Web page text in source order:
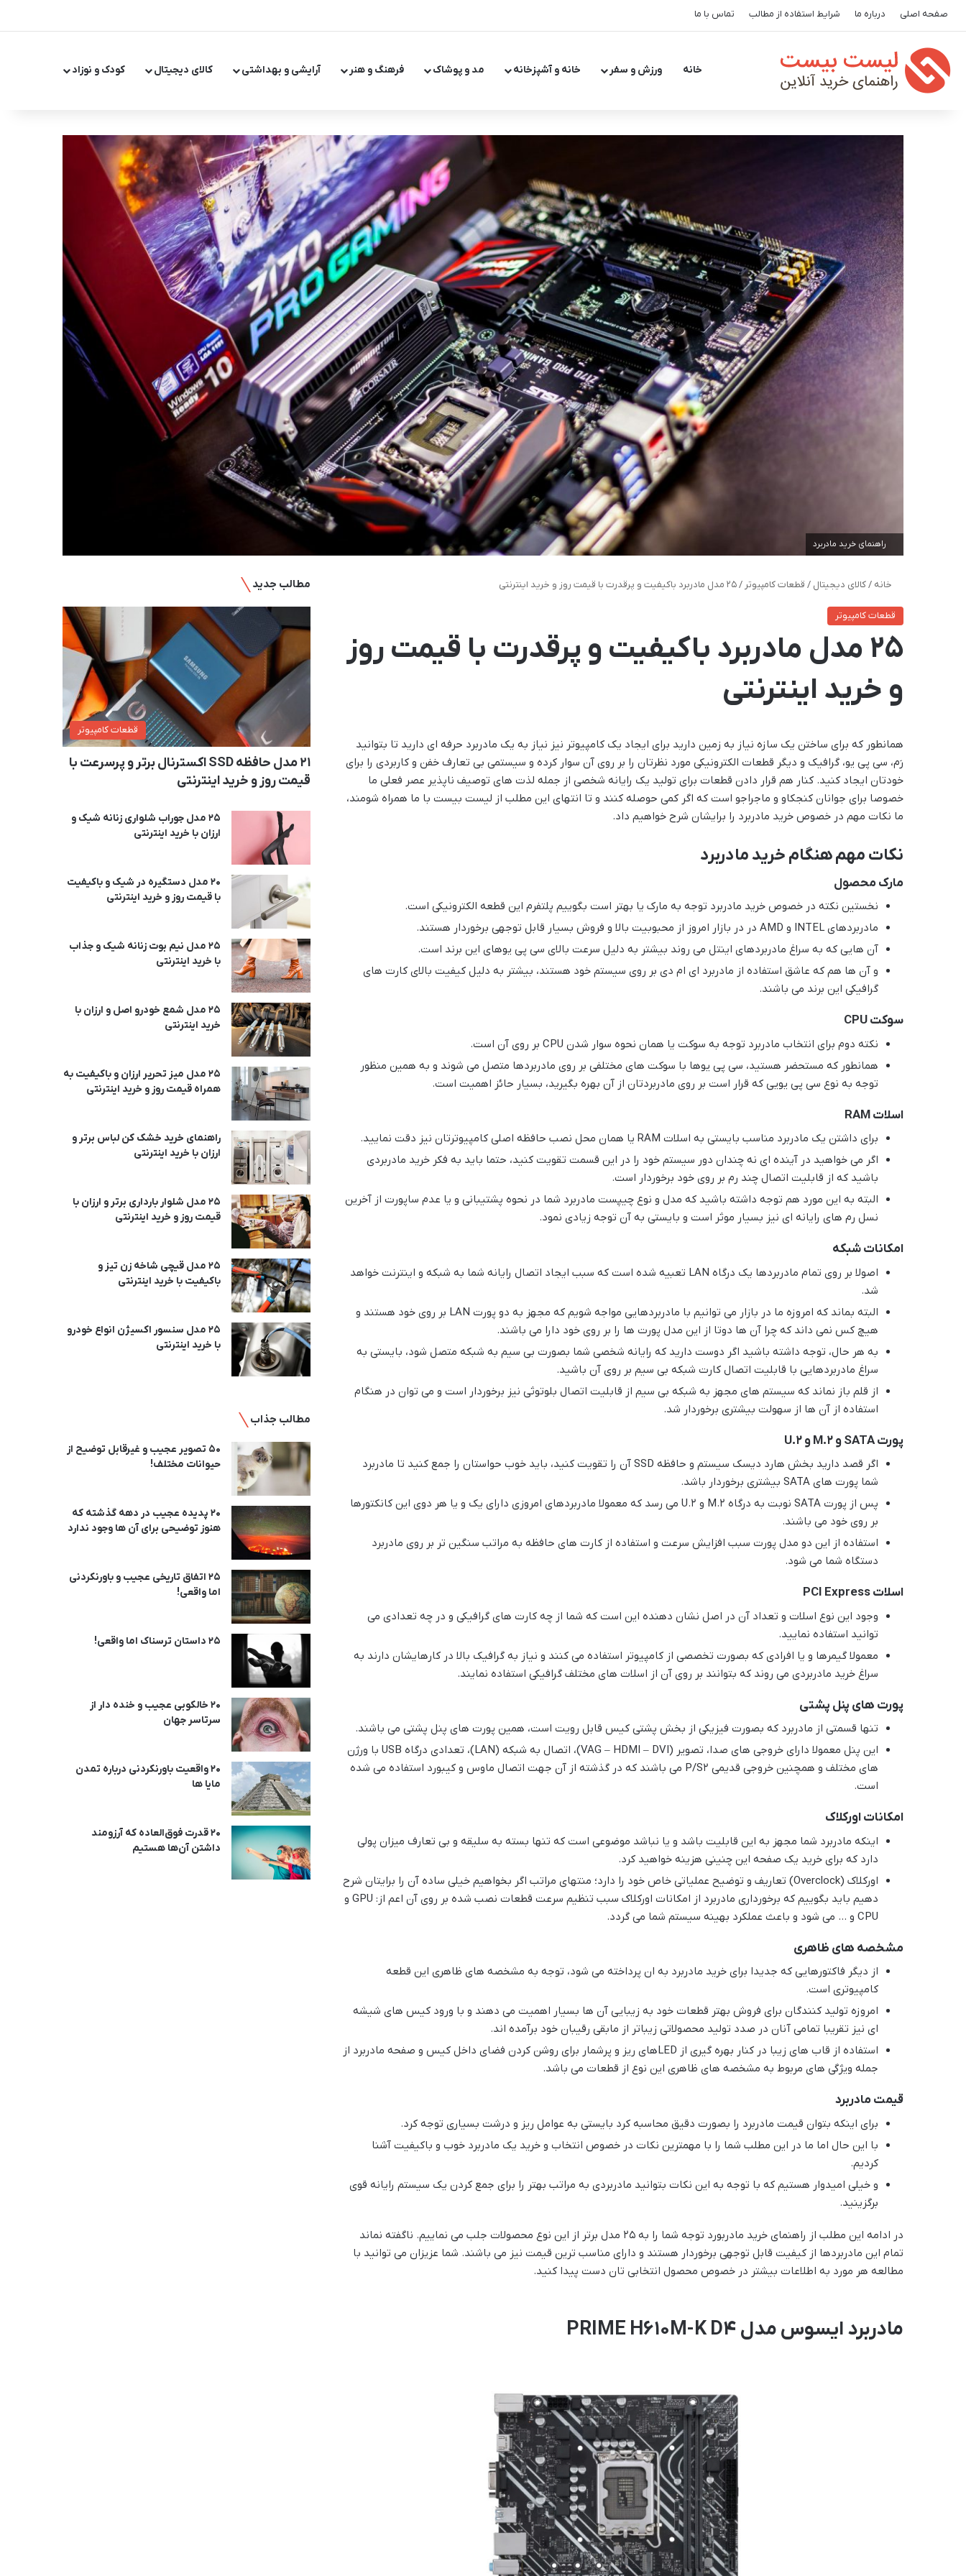
صفحه اصلی درباره ما شرایط استفاده از مطالب تماس با ما
خانه ورزش و سفر خانه و آشپزخانه مد و پوشاک فرهنگ و هنر آرایشی و بهداشتی کالای دیجیتال کودک و نوزاد
راهنمای خرید مادربرد
خانه /کالای دیجیتال / قطعات کامپیوتر /25 مدل مادربرد باکیفیت و پرقدرت با قیمت روز و خرید اینترنتی
قطعات کامپیوتر
25 مدل مادربرد باکیفیت و پرقدرت با قیمت روز
و خرید اینترنتی
همانطور که برای ساختن یک سازه نیاز به زمین دارید برای ایجاد یک کامپیوتر نیز نیاز به یک مادربرد حرفه ای دارید تا بتوانید
رَم، سی پی یو، گرافیک و دیگر قطعات الکترونیکی مورد نظرتان را بر روی آن سوار کرده و سیستمی بی تعارف خفن و کاربردی را برای
خودتان ایجاد کنید. کنار هم قرار دادن قطعات برای تولید یک رایانه شخصی از جمله لذت های توصیف ناپذیر عصر فعلی ما
خصوصا برای جوانان کنجکاو و ماجراجو است که اگر کمی حوصله کنند و تا انتهای این مطلب از لیست بیست با ما همراه شومند،
ما نکات مهم در خصوص خرید مادربرد را برایشان شرح خواهیم داد.
نکات مهم هنگام خرید مادربرد
مارک محصول
نخستین نکته در خصوص خرید مادربرد توجه به مارک یا بهتر است بگوییم پلتفرم این قطعه الکترونیکی است.
مادربردهای INTEL و AMD در در بازار امروز از محبوبیت بالا و فروش بسیار قابل توجهی برخوردار هستند.
آن هایی که به سراغ مادربردهای اینتل می روند بیشتر به دلیل سرعت بالای سی پی یوهای این برند است.
و آن ها هم که عاشق استفاده از مادربرد ای ام دی بر روی سیستم خود هستند، بیشتر به دلیل کیفیت بالای کارت های
گرافیکی این برند می باشند.
سوکت CPU
نکته دوم برای انتخاب مادربرد توجه به سوکت یا همان نحوه سوار شدن CPU بر روی آن است.
همانطور که مستحضر هستید، سی پی یوها با سوکت های مختلفی بر روی مادربردها متصل می شوند و به همین منظور
توجه به نوع سی پی یویی که قرار است بر روی مادربردتان از آن بهره بگیرید، بسیار حائز اهمیت است.
اسلات RAM
برای داشتن یک مادربرد مناسب بایستی به اسلات RAM یا همان محل نصب حافظه اصلی کامپیوترتان نیز دقت نمایید.
اگر می خواهید در آینده ای نه چندان دور سیستم خود را در این قسمت تقویت کنید، حتما باید به فکر خرید مادربردی
باشید که از قابلیت اتصال چند رم بر روی خود برخوردار است.
البته به این مورد هم توجه داشته باشید که مدل و نوع چیپست مادربرد شما در نحوه پشتیبانی و یا عدم ساپورت از آخرین
نسل رم های رایانه ای نیز بسیار موثر است و بایستی به آن توجه زیادی نمود.
امکانات شبکه
اصولا بر روی تمام مادربردها یک درگاه LAN تعبیه شده است که سبب ایجاد اتصال رایانه شما به شبکه و اینترنت خواهد
شد.
البته بماند که امروزه ما در بازار می توانیم با مادربردهایی مواجه شویم که مجهز به دو پورت LAN بر روی خود هستند و
هیچ کس نمی داند که چرا آن ها دوتا از این مدل پورت ها را بر روی خود دارا می باشند.
به هر حال، توجه داشته باشید اگر دوست دارید که رایانه شخصی شما بصورت بی سیم به شبکه متصل شود، بایستی به
سراغ مادربردهایی با قابلیت اتصال کارت شبکه بی سیم بر روی آن باشید.
از قلم باز نماند که سیستم های مجهز به شبکه بی سیم از قابلیت اتصال بلوتوثی نیز برخوردار است و می توان در هنگام
استفاده از آن ها از سهولت بیشتری برخوردار شد.
پورت SATA و M.2 و U.2
اگر قصد دارید بخش هارد دیسک سیستم و حافظه SSD آن را تقویت کنید، باید خوب حواستان را جمع کنید تا مادربرد
شما پورت های SATA بیشتری برخوردار باشد.
پس از پورت SATA نوبت به درگاه M.2 و U.2 می رسد که معمولا مادربردهای امروزی دارای یک و یا هر دوی این کانکتورها
بر روی خود می باشند.
استفاده از این دو مدل پورت سبب افزایش سرعت و استفاده از کارت های حافظه به مراتب سنگین تر بر روی مادربرد
دستگاه شما می شود.
اسلاتPCI Express
وجود این نوع اسلات و تعداد آن در اصل نشان دهنده این است که شما از چه کارت های گرافیکی و در چه تعدادی می
توانید استفاده نمایید.
معمولا گیمرها و یا افرادی که بصورت تخصصی از کامپیوتر استفاده می کنند و نیاز به گرافیک بالا در کارهایشان دارند به
سراغ خرید مادربردی می روند که بتوانند بر روی آن از اسلات های مختلف گرافیکی استفاده نمایند.
پورت های پنل پشتی
تنها قسمتی از مادربرد که بصورت فیزیکی از بخش پشتی کیس قابل رویت است، همین پورت های پنل پشتی می باشند.
این پنل معمولا دارای خروجی های صدا، تصویر (VAG – HDMI – DVI)، اتصال به شبکه (LAN)، تعدادی درگاه USB با ورژن
های مختلف و همچنین خروجی قدیمی P/S2 می باشند که در گذشته از آن جهت اتصال ماوس و کیبورد استفاده می شده
است.
امکانات اورکلاک
اینکه مادربرد شما مجهز به این قابلیت باشد و یا نباشد موضوعی است که تنها بسته به سلیقه و بی تعارف میزان پولی
دارد که برای خرید یک صفحه این چنینی هزینه خواهید کرد.
اورکلاک (Overclock) تعاریف و توضیح عملیاتی خاص خود را دارد؛ منتهای مراتب اگر بخواهیم خیلی ساده آن را برایتان شرح
دهیم باید بگوییم که برخورداری مادربرد از امکانات اورکلاک سبب تنظیم سرعت قطعات نصب شده بر روی آن اعم از: GPU و
CPU و … می شود و باعث عملکرد بهینه سیستم شما می گردد.
مشخصه های ظاهری
از دیگر فاکتورهایی که جدیدا برای خرید مادربرد به ان پرداخته می شود، توجه به مشخصه های ظاهری این قطعه
کامپیوتری است.
امروزه تولید کنندگان برای فروش بهتر قطعات خود به زیبایی آن ها بسیار اهمیت می دهند و با ورود کیس های شیشه
ای نیز تقریبا تمامی آنان در صدد تولید محصولاتی زیباتر از مابقی رقیبان خود برآمده اند.
استفاده از قاب های زیبا در کنار بهره گیری از LEDهای ریز و پرشمار برای روشن کردن فضای داخل کیس و صفحه مادربرد از
جمله ویژگی های مربوط به مشخصه های ظاهری این نوع از قطعات می باشد.
قیمت مادربرد
برای اینکه بتوان قیمت مادربرد را بصورت دقیق محاسبه کرد بایستی به عوامل ریز و درشت بسیاری توجه کرد.
با این حال اما ما در این مطلب شما را با مهمترین نکات در خصوص انتخاب و خرید یک مادربرد خوب و باکیفیت آشنا
کردیم.
و خیلی امیدوار هستیم که با توجه به این نکات بتوانید مادربردی به مراتب بهتر را برای جمع کردن یک سیستم رایانه قوی
برگزینید.
در ادامه این مطلب از راهنمای خرید مادربورد توجه شما را به ۲۵ مدل برتر از این نوع محصولات جلب می نماییم. ناگفته نماند
تمام این مادربردها از کیفیت قابل توجهی برخوردار هستند و دارای مناسب ترین قیمت نیز می باشند. شما عزیزان می توانید با
مطالعه هر مورد به اطلاعات بیشتر در خصوص محصول انتخابی تان دست پیدا کنید.
مادربرد ایسوس مدل PRIME H610M-K D4
مطالب جدید
قطعات کامپیوتر
21 مدل حافظه SSD اکسترنال برتر و پرسرعت با
قیمت روز و خرید اینترنتی
25 مدل جوراب شلواری زنانه شیک و
ارزان با خرید اینترنتی
20 مدل دستگیره در شیک و باکیفیت
با قیمت روز و خرید اینترنتی
25 مدل نیم بوت زنانه شیک و جذاب
با خرید اینترنتی
25 مدل شمع خودرو اصل و ارزان با
خرید اینترنتی
25 مدل میز تحریر ارزان و باکیفیت به
همراه قیمت روز و خرید اینترنتی
راهنمای خرید خشک کن لباس برتر و
ارزان با خرید اینترنتی
25 مدل شلوار بارداری برتر و ارزان با
قیمت روز و خرید اینترنتی
25 مدل قیچی شاخه زن تیز و
باکیفیت با خرید اینترنتی
25 مدل سنسور اکسیژن انواع خودرو
با خرید اینترنتی
مطالب جذاب
50 تصویر عجیب و غیرقابل توضیح از
حیوانات مختلف!
20 پدیده عجیب در دهه گذشته که
هنوز توضیحی برای آن ها وجود ندارد
25 اتفاق تاریخی عجیب و باورنکردنی
اما واقعی!
25 داستان ترسناک اما واقعی!
20 خالکوبی عجیب و خنده دار از
سرتاسر جهان
20 واقعیت باورنکردنی درباره تمدن
مایا ها
20 قدرت فوق‌العاده که آرزومند
داشتن آن‌ها هستیم